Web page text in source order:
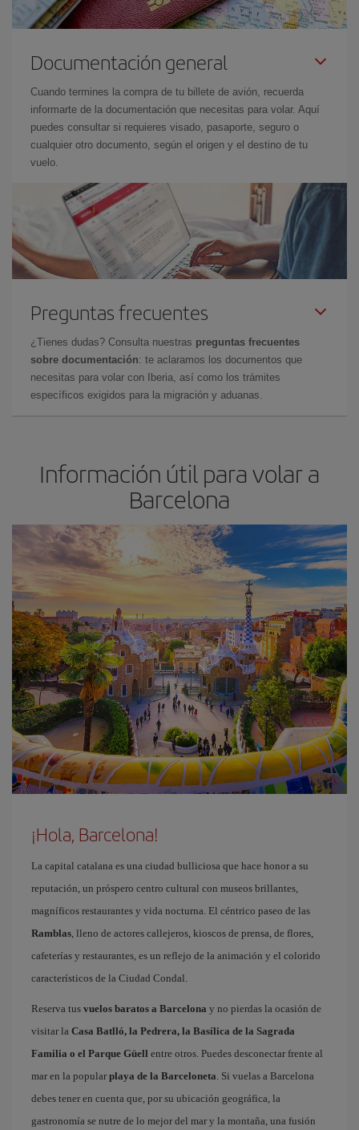
Documentación general
Cuando termines la compra de tu billete de avión, recuerda
informarte de la documentación que necesitas para volar. Aquí
puedes consultar si requieres visado, pasaporte, seguro o
cualquier otro documento, según el origen y el destino de tu
vuelo.
Preguntas frecuentes
¿Tienes dudas? Consulta nuestras preguntas frecuentes
sobre documentación: te aclaramos los documentos que
necesitas para volar con Iberia, así como los trámites
específicos exigidos para la migración y aduanas.
Información útil para volar a
Barcelona
¡Hola, Barcelona!
La capital catalana es una ciudad bulliciosa que hace honor a su
reputación, un próspero centro cultural con museos brillantes,
magníficos restaurantes y vida nocturna. El céntrico paseo de las
Ramblas, lleno de actores callejeros, kioscos de prensa, de flores,
cafeterías y restaurantes, es un reflejo de la animación y el colorido
característicos de la Ciudad Condal.
Reserva tus vuelos baratos a Barcelona y no pierdas la ocasión de
visitar la Casa Batlló, la Pedrera, la Basílica de la Sagrada
Familia o el Parque Güell entre otros. Puedes desconectar frente al
mar en la popular playa de la Barceloneta. Si vuelas a Barcelona
debes tener en cuenta que, por su ubicación geográfica, la
gastronomía se nutre de lo mejor del mar y la montaña, una fusión